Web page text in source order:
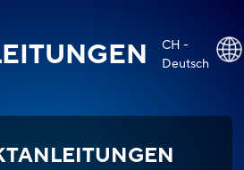
CH -
Deutsch